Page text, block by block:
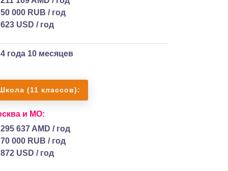
50 000 RUB / год
623 USD / год
4 года 10 месяцев
(11 классов):
и МО:
295 637 AMD / год
70 000 RUB / год
872 USD / год